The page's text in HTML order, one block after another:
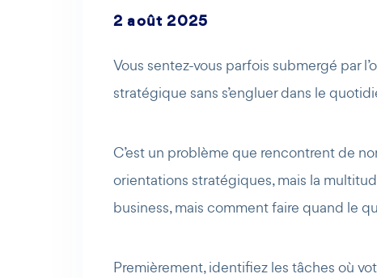
2 août 2025
Vous sentez-vous parfois submergé par
stratégique sans s’engluer dans le
C’est un problème que rencontrent de
orientations stratégiques, mais la
business, mais comment faire quand le
Premièrement, identifiez les tâches où